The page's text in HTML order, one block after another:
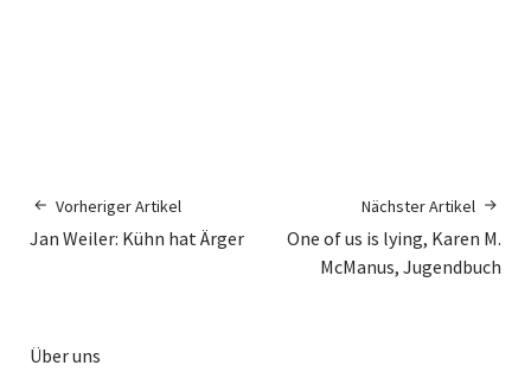
Vorheriger Artikel
Jan Weiler: Kühn hat Ärger
Nächster Artikel
One of us is lying, Karen M.
McManus, Jugendbuch
Über uns